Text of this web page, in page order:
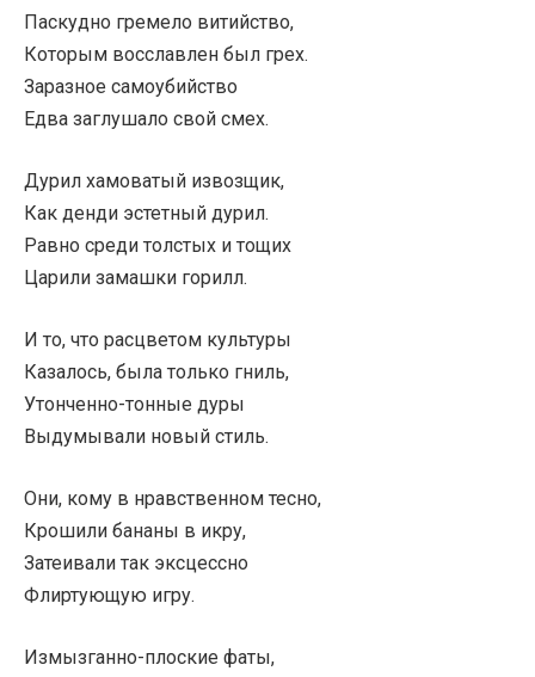
Паскудно гремело витийство,
Которым восславлен был грех.
Заразное самоубийство
Едва заглушало свой смех.
Дурил хамоватый извозщик,
Как денди эстетный дурил.
Равно среди толстых и тощих
Царили замашки горилл.
И то, что расцветом культуры
Казалось, была только гниль,
Утонченно-тонные дуры
Выдумывали новый стиль.
Они, кому в нравственном тесно,
Крошили бананы в икру,
Затеивали так эксцессно
Флиртующую игру.
Измызганно-плоские фаты,